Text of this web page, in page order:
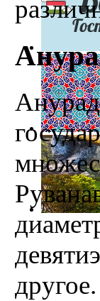
другое.